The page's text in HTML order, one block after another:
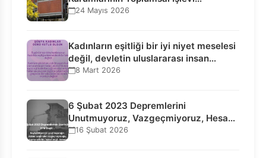
Kurucularının Ticari Akıbetine
24 Mayıs 2026
Kadınların eşitliği bir iyi niyet meselesi
değil, devletin uluslararası insan…
8 Mart 2026
6 Şubat 2023 Depremlerini
Unutmuyoruz, Vazgeçmiyoruz, Hesap
Sorulmasını İstiyoruz!
16 Şubat 2026